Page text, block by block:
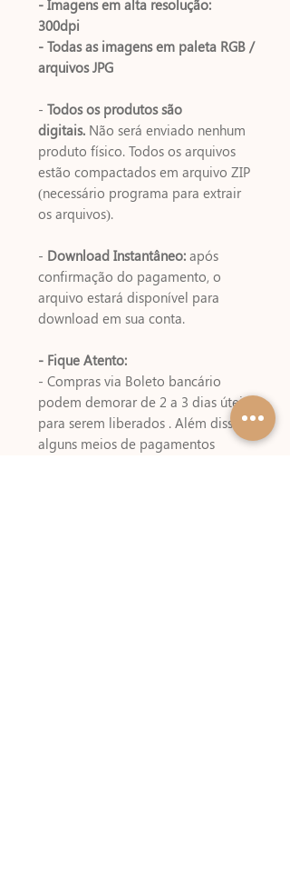
- Imagens em alta resolução:
300dpi
- Todas as imagens em paleta RGB /
arquivos JPG
- Todos os produtos são
digitais. Não será enviado nenhum
produto físico. Todos os arquivos
estão compactados em arquivo ZIP
(necessário programa para extrair
os arquivos).
- Download Instantâneo: após
confirmação do pagamento, o
arquivo estará disponível para
download em sua conta.
- Fique Atento:
- Compras via Boleto bancário
podem demorar de 2 a 3 dias úteis
para serem liberados . Além disso,
alguns meios de pagamentos